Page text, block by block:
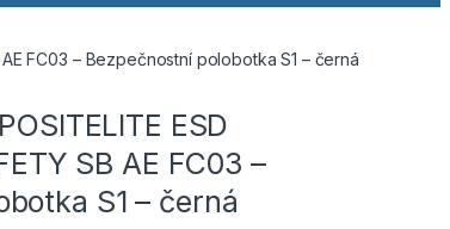
AE FC03 – Bezpečnostní polobotka S1 – černá
ESD
SB AE FC03 –
S1 – černá